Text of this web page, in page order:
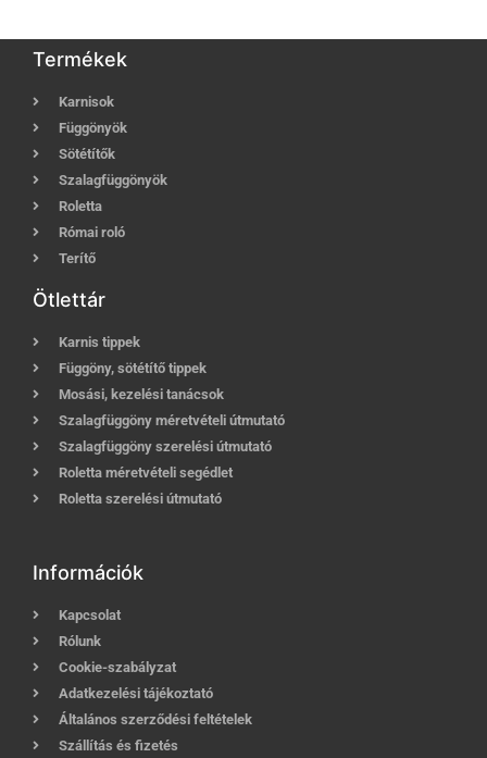
Termékek
Karnisok
Függönyök
Sötétítők
Szalagfüggönyök
Roletta
Római roló
Terítő
Ötlettár
Karnis tippek
Függöny, sötétítő tippek
Mosási, kezelési tanácsok
Szalagfüggöny méretvételi útmutató
Szalagfüggöny szerelési útmutató
Roletta méretvételi segédlet
Roletta szerelési útmutató
Információk
Kapcsolat
Rólunk
Cookie-szabályzat
Adatkezelési tájékoztató
Általános szerződési feltételek
Szállítás és fizetés